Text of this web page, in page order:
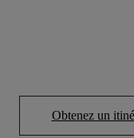
Obtenez un